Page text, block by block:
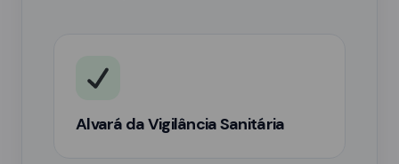
Alvará da Vigilância Sanitária